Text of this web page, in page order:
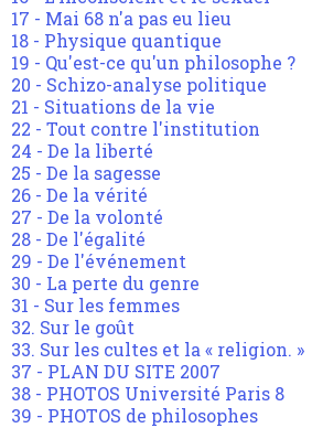
17 - Mai 68 n'a pas eu lieu
18 - Physique quantique
19 - Qu'est-ce qu'un philosophe ?
20 - Schizo-analyse politique
21 - Situations de la vie
22 - Tout contre l'institution
24 - De la liberté
25 - De la sagesse
26 - De la vérité
27 - De la volonté
28 - De l'égalité
29 - De l'événement
30 - La perte du genre
31 - Sur les femmes
32. Sur le goût
33. Sur les cultes et la « religion. »
37 - PLAN DU SITE 2007
38 - PHOTOS Université Paris 8
39 - PHOTOS de philosophes